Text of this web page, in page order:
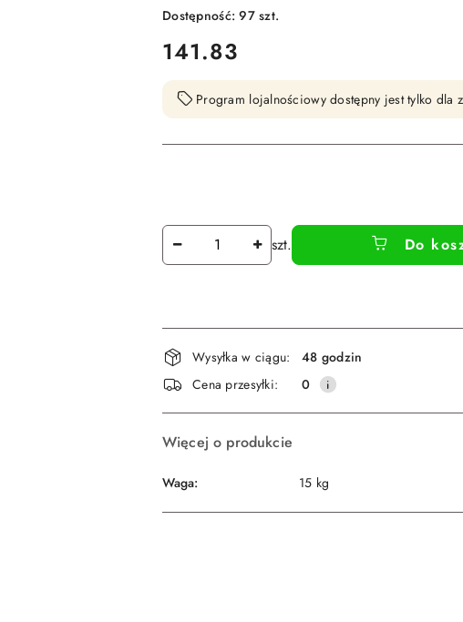
Dostępność:97szt.
cena:
141.83
Program lojalnościowy dostępny jest tylko dla
Ilość szt. Do
Dostępność
i
dostawa
Wysyłka w ciągu:
48 godzin
Cena przesyłki:
0
Więcej o produkcie
Waga: 15 kg